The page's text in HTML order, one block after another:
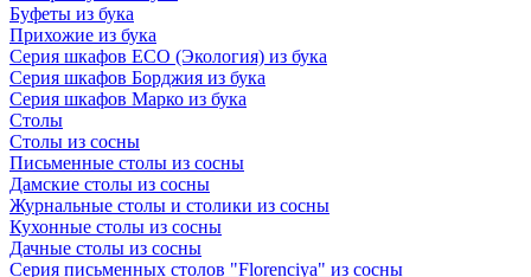
Буфеты из бука
Прихожие из бука
Серия шкафов ECO (Экология) из бука
Серия шкафов Борджия из бука
Серия шкафов Марко из бука
Столы
Столы из сосны
Письменные столы из сосны
Дамские столы из сосны
Журнальные столы и столики из сосны
Кухонные столы из сосны
Дачные столы из сосны
Серия письменных столов "Florenciya" из сосны